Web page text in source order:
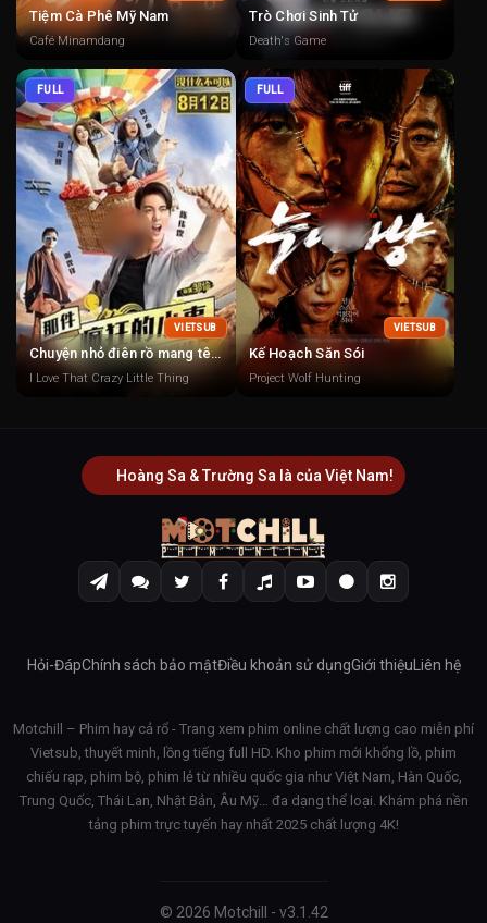
Tiệm Cà Phê Mỹ Nam
Café Minamdang
Trò Chơi Sinh Tử
Death's Game
FULL
VIETSUB
Chuyện nhỏ điên rồ mang tên Tình Yêu
I Love That Crazy Little Thing
FULL
VIETSUB
Kế Hoạch Săn Sói
Project Wolf Hunting
Hoàng Sa & Trường Sa là của Việt Nam!
Hỏi-ĐápChính sách bảo mậtĐiều khoản sử dụngGiới thiệuLiên hệ
Motchill – Phim hay cả rổ - Trang xem phim online chất lượng cao miễn phí
Vietsub, thuyết minh, lồng tiếng full HD. Kho phim mới khổng lồ, phim
chiếu rạp, phim bộ, phim lẻ từ nhiều quốc gia như Việt Nam, Hàn Quốc,
Trung Quốc, Thái Lan, Nhật Bản, Âu Mỹ… đa dạng thể loại. Khám phá nền
tảng phim trực tuyến hay nhất 2025 chất lượng 4K!
© 2026 Motchill - v3.1.42